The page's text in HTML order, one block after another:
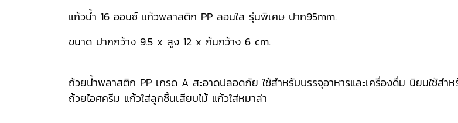
แก้วน้ำ 16 ออนซ์ แก้วพลาสติก PP ลอนใส รุ่นพิเศษ ปาก95mm.
ขนาด ปากกว้าง 9.5 x สูง 12 x ก้นกว้าง 6 cm.
ถ้วยน้ำพลาสติก PP เกรด A สะอาดปลอดภัย ใช้สำหรับบรรจุอาหารและเครื่องดื่ม นิยมใช้ส
ถ้วยไอศครีม แก้วใส่ลูกชิ้นเสียบไม้ แก้วใส่หมาล่า